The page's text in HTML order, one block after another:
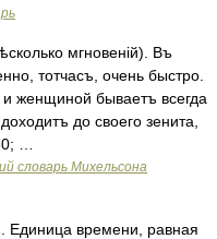
мгновеній). Въ
тотчасъ, очень быстро.
женщиной бываетъ всегда
до своего зенита,
…
словарь Михельсона
времени, равная